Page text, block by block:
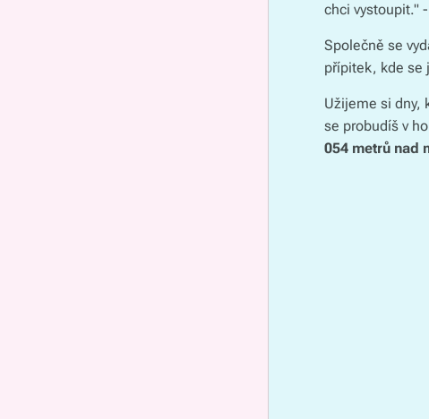
chci vystoupit." -
Společně se
přípitek, kde se
Užijeme si dny,
se probudíš v
054 metrů nad